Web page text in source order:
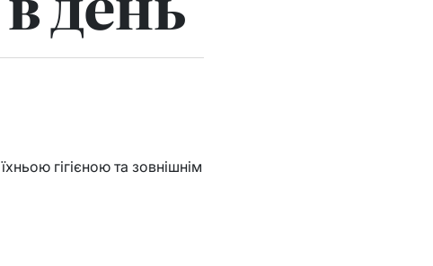
гігієною та зовнішнім